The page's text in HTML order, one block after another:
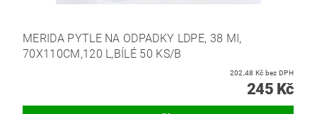
MERIDA PYTLE NA ODPADKY LDPE, 38 MI,
70X110CM,120 L,BÍLÉ 50 KS/B
202,48 Kč bez DPH
245 Kč